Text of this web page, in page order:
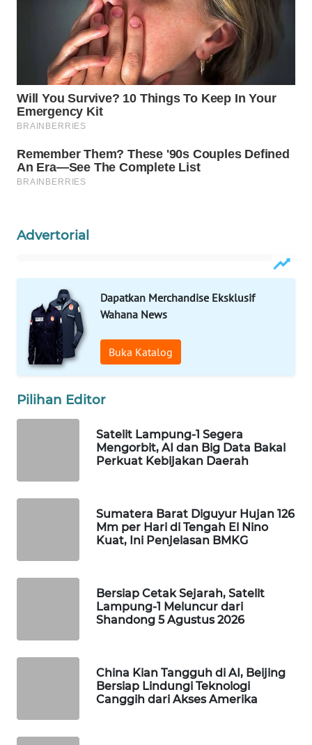
Advertorial
Dapatkan Merchandise Eksklusif
Wahana News
Buka Katalog
Pilihan Editor
Satelit Lampung-1 Segera
Mengorbit, AI dan Big Data Bakal
Perkuat Kebijakan Daerah
Sumatera Barat Diguyur Hujan 126
Mm per Hari di Tengah El Nino
Kuat, Ini Penjelasan BMKG
Bersiap Cetak Sejarah, Satelit
Lampung-1 Meluncur dari
Shandong 5 Agustus 2026
China Kian Tangguh di AI, Beijing
Bersiap Lindungi Teknologi
Canggih dari Akses Amerika
WAHANANEWS
CO ID
WAHANANEWS
NET
SPORT
WAHANA
WAHANA
PERSONA
WAHANA
OTOMOTIF
WAHANA
Wahana
Network
WALINKI